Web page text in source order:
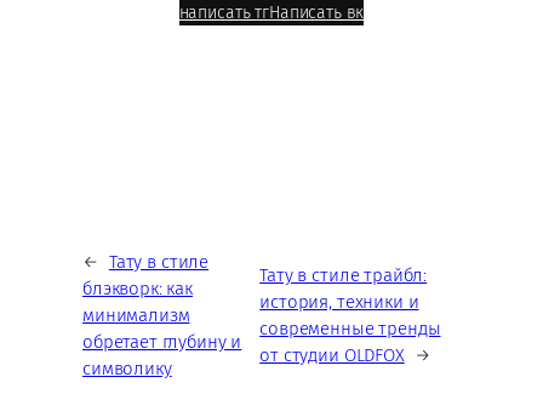
написать тгНаписать вк
← Тату в стиле
блэкворк: как
минимализм
обретает глубину и
символику
Тату в стиле трайбл:
история, техники и
современные тренды
от студии OLDFOX →